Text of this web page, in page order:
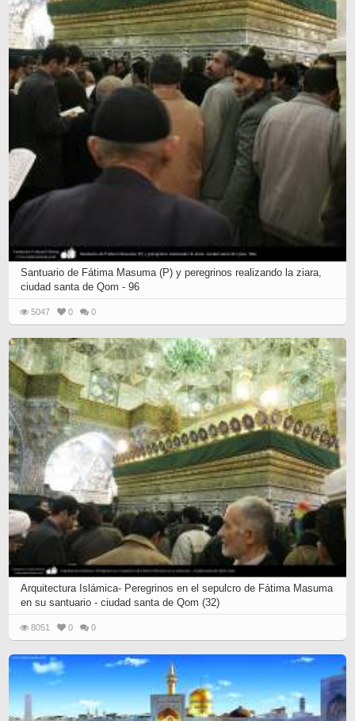
Santuario de Fátima Masuma (P) y peregrinos realizando la ziara,
ciudad santa de Qom - 96
5047 0 0
Arquitectura Islámica- Peregrinos en el sepulcro de Fátima Masuma
en su santuario - ciudad santa de Qom (32)
8051 0 0